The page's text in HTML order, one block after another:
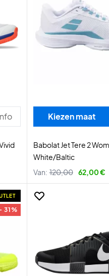
Kiezen maat
Babolat Jet Tere 2
White/Baltic
Van: 120,00 62,00 €
31%